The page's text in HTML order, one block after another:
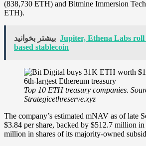
(838,730 ETH) and Bitmine Immersion
ETH).
بیشتر بخوانید Jupiter, Ethena Labs roll
based stablecoin
Top 10 ETH treasury companies.
Strategicethreserve.xyz
The company’s estimated mNAV as of late
$3.84 per share, backed by $512.7 million in
million in shares of its majority-owned